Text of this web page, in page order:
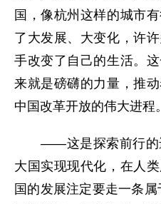
国，像杭州这样的城市
了大发展、大变化，许
手改变了自己的生活。
来就是磅礴的力量，推
中国改革开放的伟大进程。
——这是探索前行的进
大国实现现代化，在人
国的发展注定要走一条